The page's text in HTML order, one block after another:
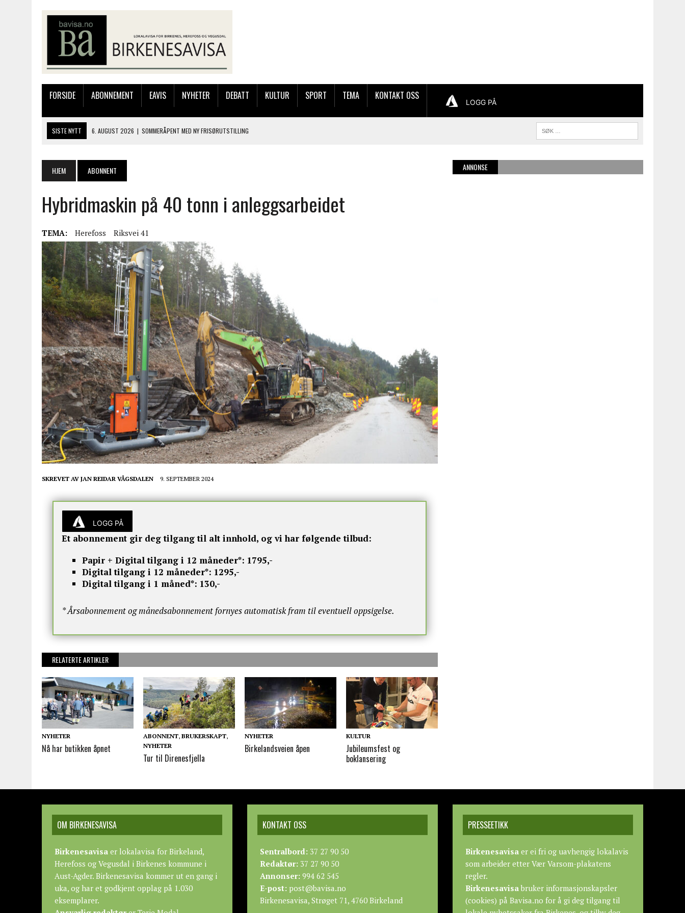
FORSIDE ABONNEMENT EAVIS NYHETER DEBATT KULTUR SPORT TEMA KONTAKT OSS
LOGG PÅ
SISTE NYTT 6. AUGUST 2026 | SOMMERÅPENT MED NY FRISØRUTSTILLING
4. AUGUST 2026 | MUSIKANTER FRA BIRKELAND STORKOSTE SEG PÅ LYNGDALSKURSENE
6. AUGUST 2026
FRA BARNDOMSMINNER TIL NYE OPPLEVELSER PÅ FLAKK GÅRD
HJEM ABONNENT
Hybridmaskin på 40 tonn i anleggsarbeidet
TEMA: Herefoss Riksvei 41
SKREVET AV JAN REIDAR VÅGSDALEN 9. SEPTEMBER 2024
LOGG PÅ
Et abonnement gir deg tilgang til alt innhold, og vi har følgende tilbud:
Papir + Digital tilgang i 12 måneder*: 1795,-
Digital tilgang i 12 måneder*: 1295,-
Digital tilgang i 1 måned*: 130,-
* Årsabonnement og månedsabonnement fornyes automatisk fram til eventuell oppsigelse.
RELATERTE ARTIKLER
NYHETER
Nå har butikken åpnet
ABONNENT,BRUKERSKAPT,
NYHETER
Tur til Direnesfjella
NYHETER
Birkelandsveien åpen
KULTUR
Jubileumsfest og
boklansering
ANNONSE
OM BIRKENESAVISA
Birkenesavisa er lokalavisa for Birkeland,
Herefoss og Vegusdal i Birkenes kommune i
Aust-Agder. Birkenesavisa kommer ut en gang i
uka, og har et godkjent opplag på 1.030
eksemplarer.
KONTAKT OSS
Sentralbord: 37 27 90 50
Redaktør: 37 27 90 50
Annonser: 994 62 545
E-post: post@bavisa.no
Birkenesavisa, Strøget 71, 4760 Birkeland
PRESSEETIKK
Birkenesavisa er ei fri og uavhengig lokalavis
som arbeider etterVær Varsom-plakatens
regler.
Birkenesavisabruker informasjonskapsler
(cookies) på Bavisa.no for å gi deg tilgang til